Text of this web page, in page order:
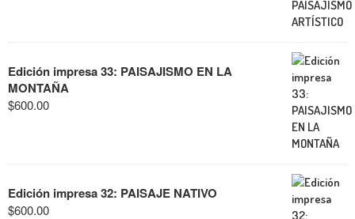
Edición impresa 33: PAISAJISMO EN LA
MONTAÑA
$600.00
Edición impresa 32: PAISAJE NATIVO
$600.00